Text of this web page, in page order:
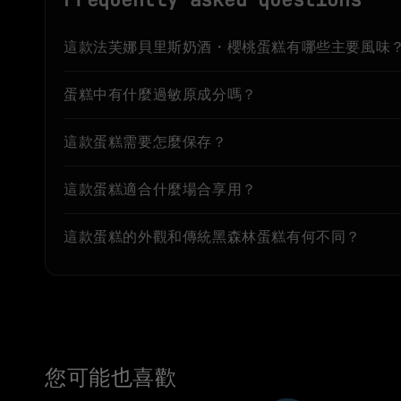
這款法芙娜貝里斯奶酒・櫻桃蛋糕有哪些主要風味
蛋糕中有什麼過敏原成分嗎？
這款蛋糕需要怎麼保存？
這款蛋糕適合什麼場合享用？
這款蛋糕的外觀和傳統黑森林蛋糕有何不同？
您可能也喜歡